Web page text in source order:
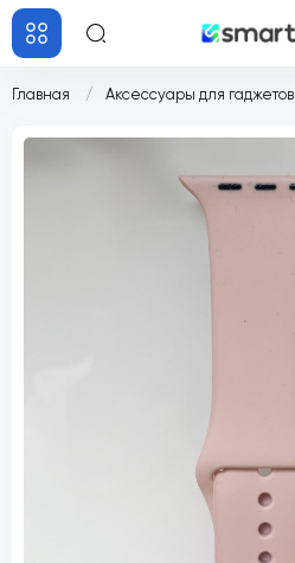
Главная Аксессуары для гаджетов